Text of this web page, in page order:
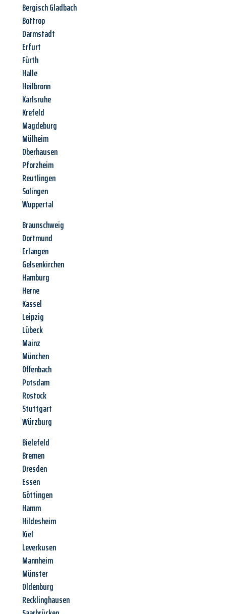
Bergisch Gladbach
Bottrop
Darmstadt
Erfurt
Fürth
Halle
Heilbronn
Karlsruhe
Krefeld
Magdeburg
Mülheim
Oberhausen
Pforzheim
Reutlingen
Solingen
Wuppertal
Braunschweig
Dortmund
Erlangen
Gelsenkirchen
Hamburg
Herne
Kassel
Leipzig
Lübeck
Mainz
München
Offenbach
Potsdam
Rostock
Stuttgart
Würzburg
Bielefeld
Bremen
Dresden
Essen
Göttingen
Hamm
Hildesheim
Kiel
Leverkusen
Mannheim
Münster
Oldenburg
Recklinghausen